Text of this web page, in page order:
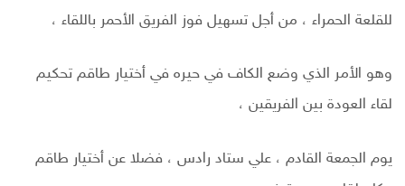
للقلعة الحمراء ، من أجل تسهيل فوز الفريق الأحمر باللقاء ،
وهو الأمر الذي وضع الكاف في حيره في أختيار طاقم تحكيم
لقاء العودة بين الفريقين ،
يوم الجمعة القادم ، علي ستاد رادس ، فضلا عن أختيار طاقم